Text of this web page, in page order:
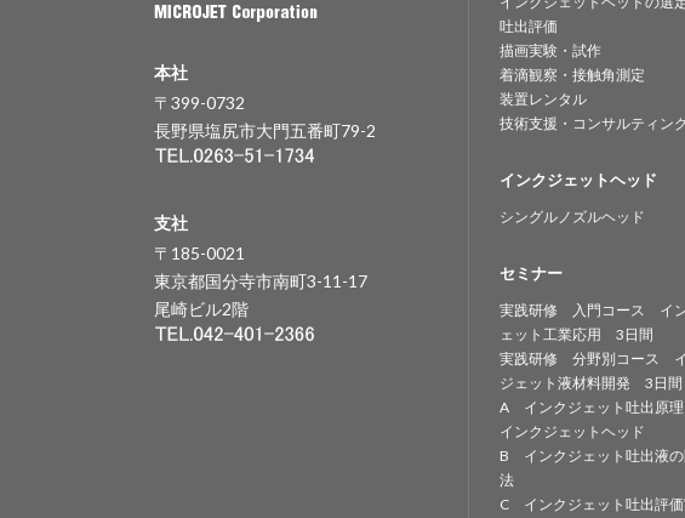
本社
〒399-0732
長野県塩尻市大門五番町79-2
支社
〒185-0021
東京都国分寺市南町3-11-17
尾崎ビル2階
吐出評価
描画実験・試作
着滴観察・接触角測定
装置レンタル
技術支援・コンサルティン
インクジェットヘッド
シングルノズルヘッド
セミナー
実践研修 入門コース イ
ェット工業応用 3日間
実践研修 分野別コース
ジェット液材料開発 3日間
A インクジェット吐出原理
インクジェットヘッド
B インクジェット吐出液
法
C インクジェット吐出評価